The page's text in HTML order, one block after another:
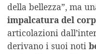
della bellezza”, ma
impalcatura del
articolazioni
derivano i suoi noti